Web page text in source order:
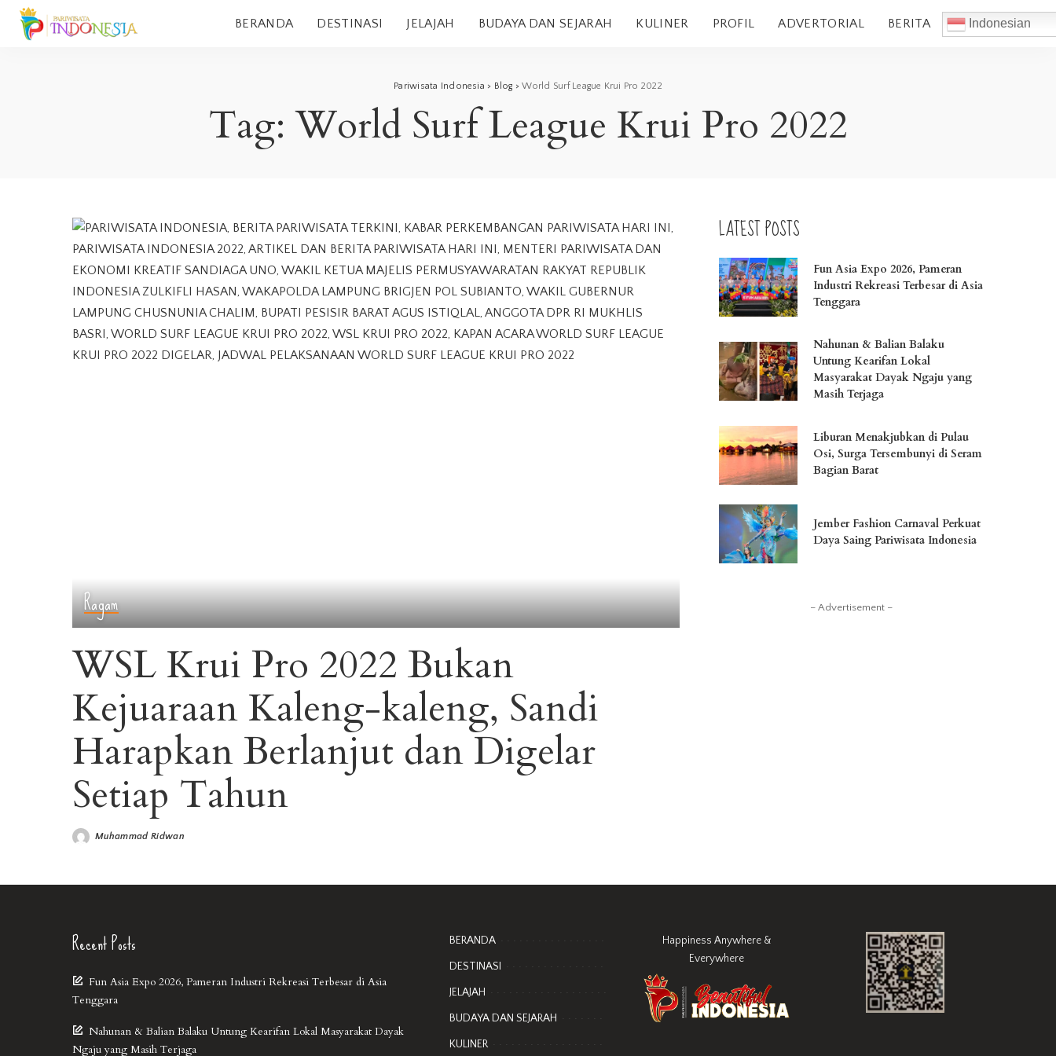
BERANDA DESTINASI JELAJAH BUDAYA DAN SEJARAH KULINER PROFIL ADVERTORIAL BERITA Indonesian
Pariwisata Indonesia > Blog >World Surf League Krui Pro 2022
Tag:World Surf League Krui Pro 2022
Ragam
WSL Krui Pro 2022 Bukan
Kejuaraan Kaleng-kaleng, Sandi
Harapkan Berlanjut dan Digelar
Setiap Tahun
Muhammad Ridwan
LATEST POSTS
Fun Asia Expo 2026, Pameran
Industri Rekreasi Terbesar di Asia
Tenggara
Nahunan & Balian Balaku
Untung Kearifan Lokal
Masyarakat Dayak Ngaju yang
Masih Terjaga
Liburan Menakjubkan di Pulau
Osi, Surga Tersembunyi di Seram
Bagian Barat
Jember Fashion Carnaval Perkuat
Daya Saing Pariwisata Indonesia
– Advertisement –
Recent Posts
Fun Asia Expo 2026, Pameran Industri Rekreasi Terbesar di Asia
Tenggara
Nahunan & Balian Balaku Untung Kearifan Lokal Masyarakat Dayak
Ngaju yang Masih Terjaga
BERANDA
DESTINASI
JELAJAH
BUDAYA DAN SEJARAH
KULINER
Happiness Anywhere &
Everywhere